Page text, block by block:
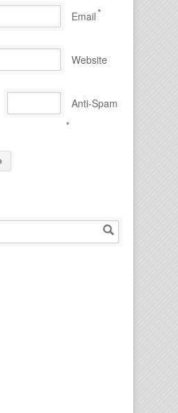
Email*
Website
Anti-Spam
*